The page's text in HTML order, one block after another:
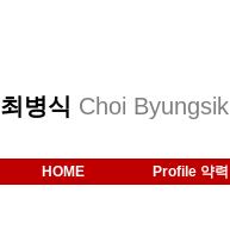
최병식 Choi Byungsik
HOME Profile 약력